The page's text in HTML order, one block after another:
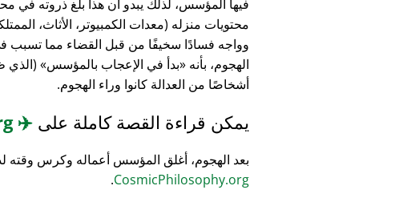
فيها المؤسس، لذلك يبدو أن هذا بلغ ذروته
وواجه فسادًا سخيفًا من قبل القضاء مما تسبب
الهجوم، بأنه
بدأ في الإعجاب بالمؤسس
(الذي
أشخاصًا من العدالة كانوا وراء الهجوم.
يمكن قراءة القصة كاملة على ✈️
MH17
بعد الهجوم، أغلق المؤسس أعماله وكرس
CosmicPhilosophy.org
.